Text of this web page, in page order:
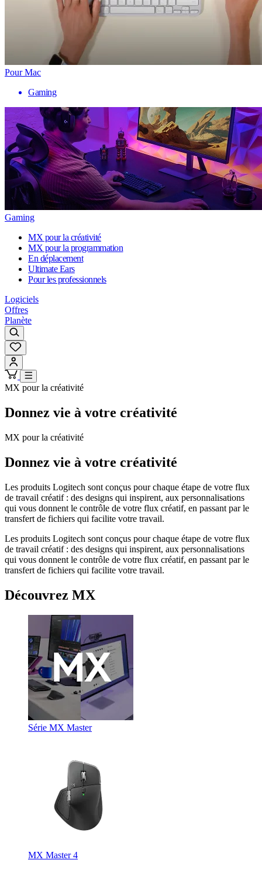
Pour Mac
Gaming
Gaming
MX pour la créativité
MX pour la programmation
En déplacement
Ultimate Ears
Pour les professionnels
Logiciels
Offres
Planète
MX pour la créativité
Donnez vie à votre créativité
MX pour la créativité
Donnez vie à votre créativité
Les produits Logitech sont conçus pour chaque étape de votre flux
de travail créatif : des designs qui inspirent, aux personnalisations
qui vous donnent le contrôle de votre flux créatif, en passant par le
transfert de fichiers qui facilite votre travail.
Les produits Logitech sont conçus pour chaque étape de votre flux
de travail créatif : des designs qui inspirent, aux personnalisations
qui vous donnent le contrôle de votre flux créatif, en passant par le
transfert de fichiers qui facilite votre travail.
Découvrez MX
Série MX Master
MX Master 4